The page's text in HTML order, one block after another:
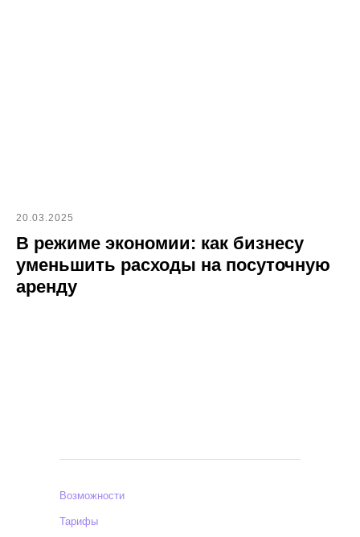
20.03.2025
В режиме экономии: как бизнесу
уменьшить расходы на посуточную
аренду
Возможности
Тарифы